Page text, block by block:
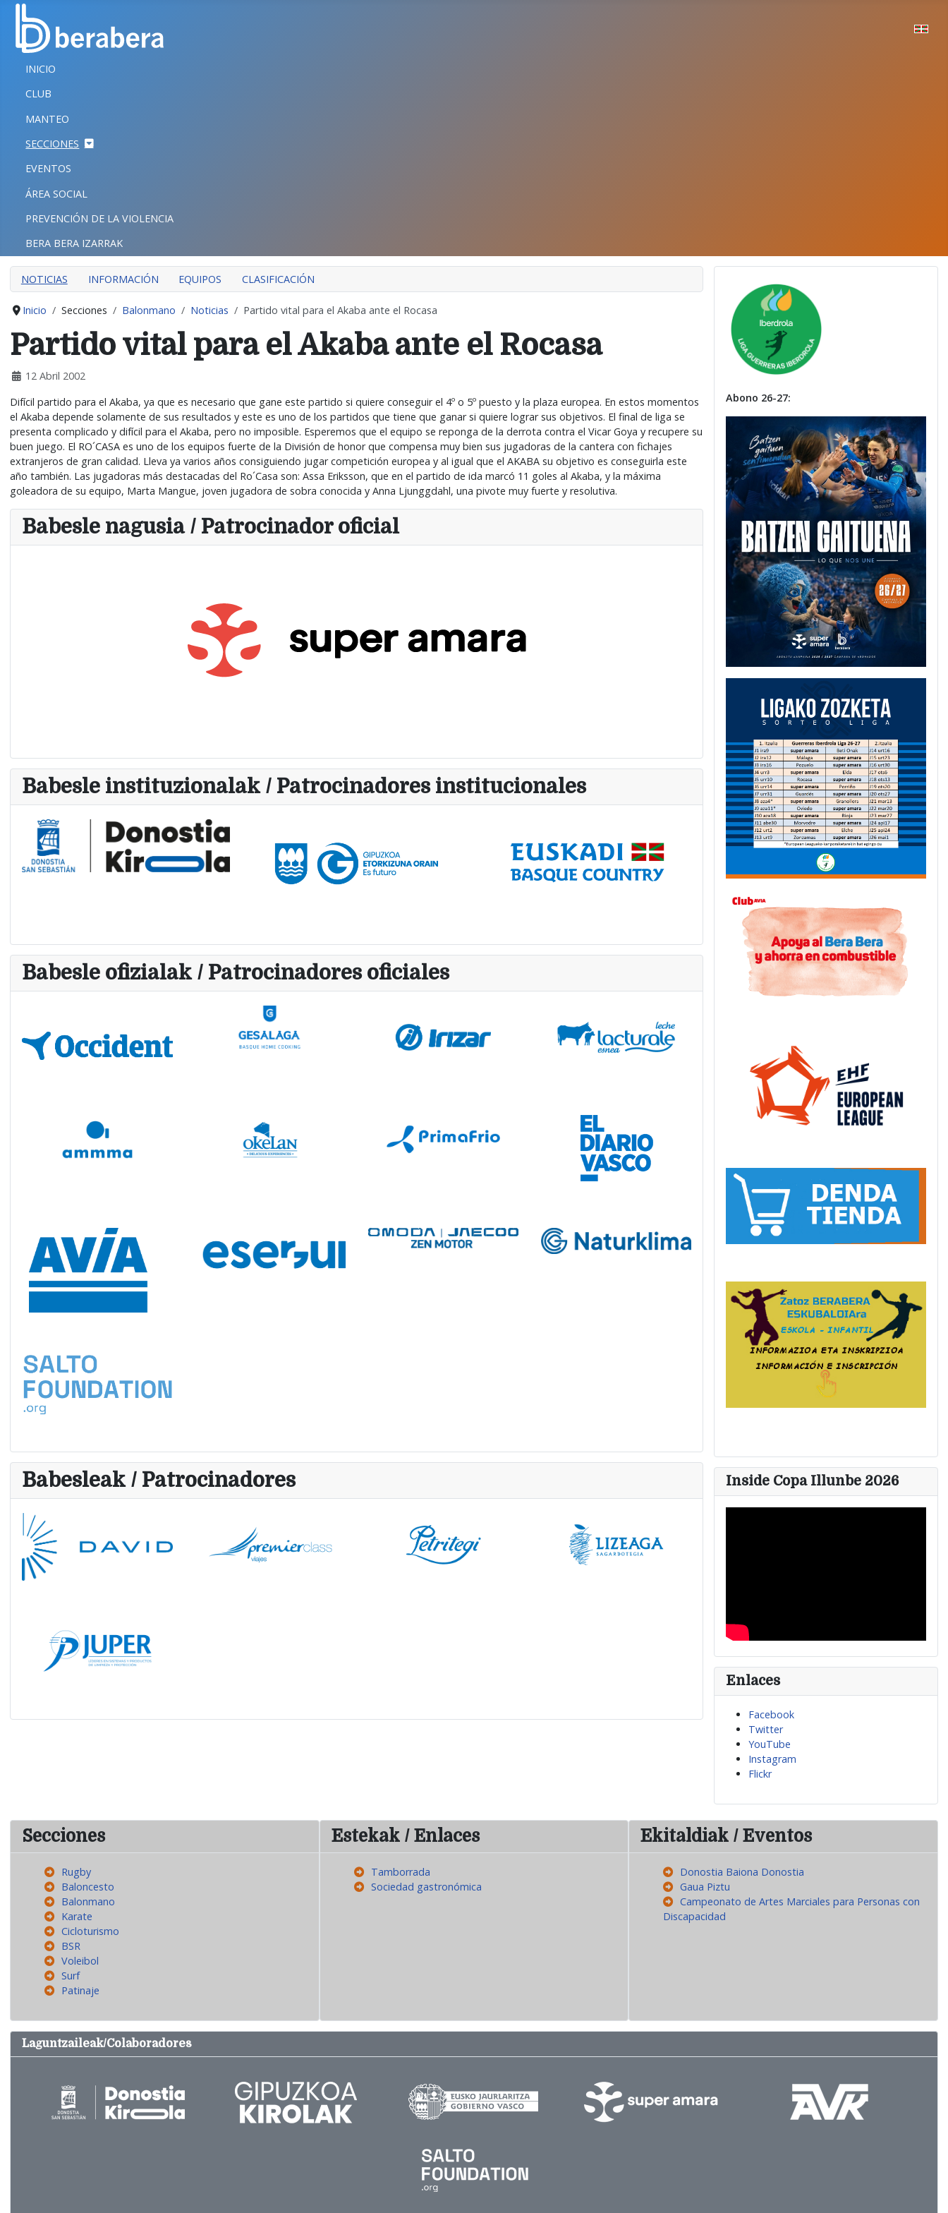
CERRAR
INICIO
CLUB
MANTEO
SECCIONES
EVENTOS
ÁREA SOCIAL
PREVENCIÓN DE LA VIOLENCIA
BERA BERA IZARRAK
INICIO
CLUB
MANTEO
SECCIONES
EVENTOS
ÁREA SOCIAL
PREVENCIÓN DE LA VIOLENCIA
BERA BERA IZARRAK
NOTICIAS INFORMACIÓN EQUIPOS CLASIFICACIÓN
Inicio Secciones Balonmano Noticias Partido vital para el Akaba ante el Rocasa
Partido vital para el Akaba ante el Rocasa
12 Abril 2002
Difícil partido para el Akaba, ya que es necesario que gane este partido si quiere conseguir el 4º o 5º puesto y la plaza europea. En estos momentos
el Akaba depende solamente de sus resultados y este es uno de los partidos que tiene que ganar si quiere lograr sus objetivos. El final de liga se
presenta complicado y difícil para el Akaba, pero no imposible. Esperemos que el equipo se reponga de la derrota contra el Vicar Goya y recupere su
buen juego. El RO´CASA es uno de los equipos fuerte de la División de honor que compensa muy bien sus jugadoras de la cantera con fichajes
extranjeros de gran calidad. Lleva ya varios años consiguiendo jugar competición europea y al igual que el AKABA su objetivo es conseguirla este
año también. Las jugadoras más destacadas del Ro´Casa son: Assa Eriksson, que en el partido de ida marcó 11 goles al Akaba, y la máxima
goleadora de su equipo, Marta Mangue, joven jugadora de sobra conocida y Anna Ljunggdahl, una pivote muy fuerte y resolutiva.
Babesle nagusia / Patrocinador oficial
Babesle instituzionalak / Patrocinadores institucionales
Babesle ofizialak / Patrocinadores oficiales
Babesleak / Patrocinadores
Abono 26-27:
Inside Copa Illunbe 2026
Enlaces
Facebook
Twitter
YouTube
Instagram
Flickr
Secciones
Rugby
Baloncesto
Balonmano
Karate
Cicloturismo
BSR
Voleibol
Surf
Patinaje
Estekak / Enlaces
Tamborrada
Sociedad gastronómica
Ekitaldiak / Eventos
Donostia Baiona Donostia
Gaua Piztu
Campeonato de Artes Marciales para Personas con
Discapacidad
Laguntzaileak/Colaboradores